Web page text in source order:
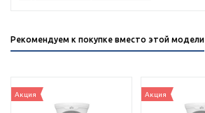
Рекомендуем к покупке вместо этой модели
Акция Акция